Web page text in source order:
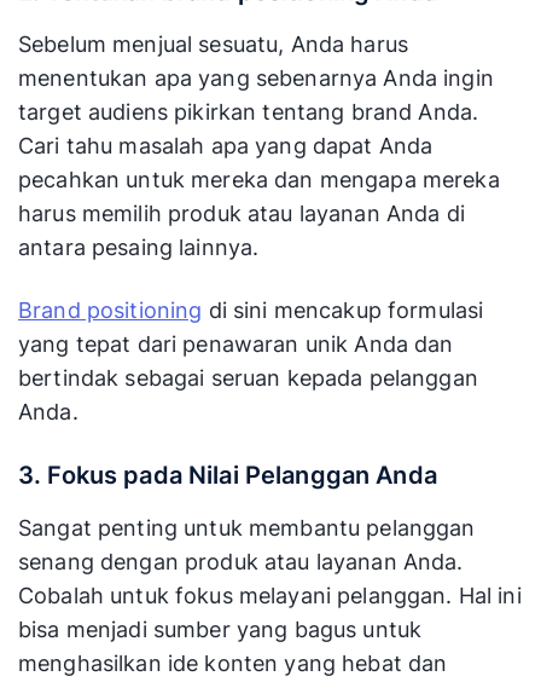
Sebelum menjual sesuatu, Anda harus
menentukan apa yang sebenarnya Anda ingin
target audiens pikirkan tentang brand Anda.
Cari tahu masalah apa yang dapat Anda
pecahkan untuk mereka dan mengapa mereka
harus memilih produk atau layanan Anda di
antara pesaing lainnya.
Brand positioning di sini mencakup formulasi
yang tepat dari penawaran unik Anda dan
bertindak sebagai seruan kepada pelanggan
Anda.
3. Fokus pada Nilai Pelanggan Anda
Sangat penting untuk membantu pelanggan
senang dengan produk atau layanan Anda.
Cobalah untuk fokus melayani pelanggan. Hal ini
bisa menjadi sumber yang bagus untuk
menghasilkan ide konten yang hebat dan